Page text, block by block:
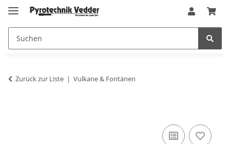
Zurück zur Liste Vulkane & Fontänen